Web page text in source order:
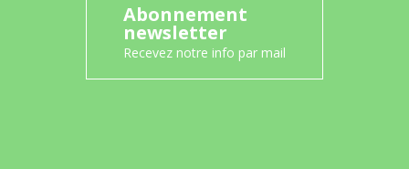
Abonnement
newsletter
Recevez notre info par mail